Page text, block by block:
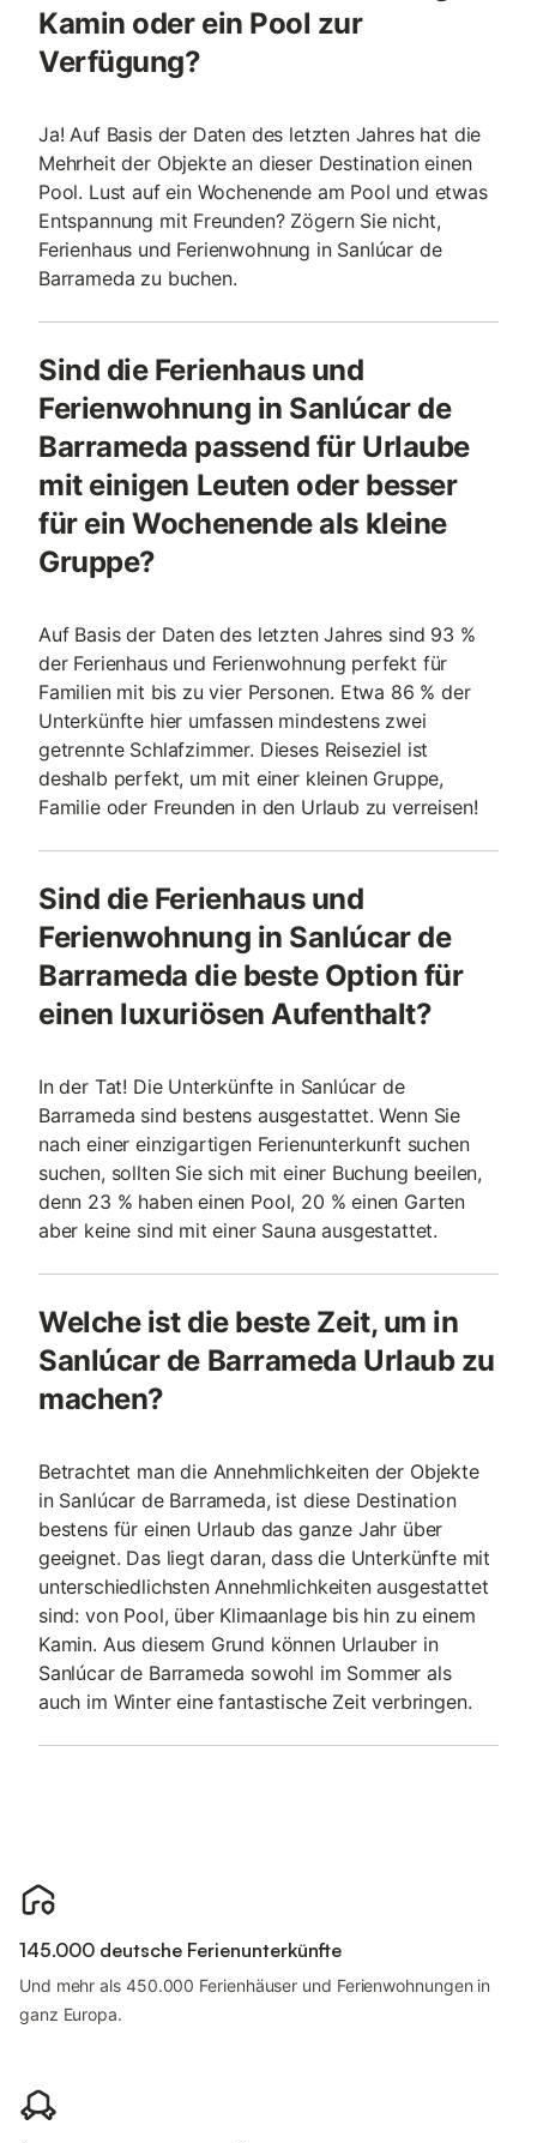
Kamin oder ein Pool zur
Verfügung?
Ja! Auf Basis der Daten des letzten Jahres hat die
Mehrheit der Objekte an dieser Destination einen
Pool. Lust auf ein Wochenende am Pool und etwas
Entspannung mit Freunden? Zögern Sie nicht,
Ferienhaus und Ferienwohnung in Sanlúcar de
Barrameda zu buchen.
Sind die Ferienhaus und
Ferienwohnung in Sanlúcar de
Barrameda passend für Urlaube
mit einigen Leuten oder besser
für ein Wochenende als kleine
Gruppe?
Auf Basis der Daten des letzten Jahres sind 93 %
der Ferienhaus und Ferienwohnung perfekt für
Familien mit bis zu vier Personen. Etwa 86 % der
Unterkünfte hier umfassen mindestens zwei
getrennte Schlafzimmer. Dieses Reiseziel ist
deshalb perfekt, um mit einer kleinen Gruppe,
Familie oder Freunden in den Urlaub zu verreisen!
Sind die Ferienhaus und
Ferienwohnung in Sanlúcar de
Barrameda die beste Option für
einen luxuriösen Aufenthalt?
In der Tat! Die Unterkünfte in Sanlúcar de
Barrameda sind bestens ausgestattet. Wenn Sie
nach einer einzigartigen Ferienunterkunft suchen
suchen, sollten Sie sich mit einer Buchung beeilen,
denn 23 % haben einen Pool, 20 % einen Garten
aber keine sind mit einer Sauna ausgestattet.
Welche ist die beste Zeit, um in
Sanlúcar de Barrameda Urlaub zu
machen?
Betrachtet man die Annehmlichkeiten der Objekte
in Sanlúcar de Barrameda, ist diese Destination
bestens für einen Urlaub das ganze Jahr über
geeignet. Das liegt daran, dass die Unterkünfte mit
unterschiedlichsten Annehmlichkeiten ausgestattet
sind: von Pool, über Klimaanlage bis hin zu einem
Kamin. Aus diesem Grund können Urlauber in
Sanlúcar de Barrameda sowohl im Sommer als
auch im Winter eine fantastische Zeit verbringen.
145.000 deutsche Ferienunterkünfte
Und mehr als 450.000 Ferienhäuser und Ferienwohnungen in
ganz Europa.